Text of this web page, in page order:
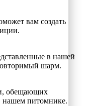
вам создать
в нашей
шарм.
обещающих
нашем питомнике.